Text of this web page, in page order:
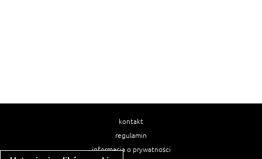
kontakt
regulamin
informacja o prywatności